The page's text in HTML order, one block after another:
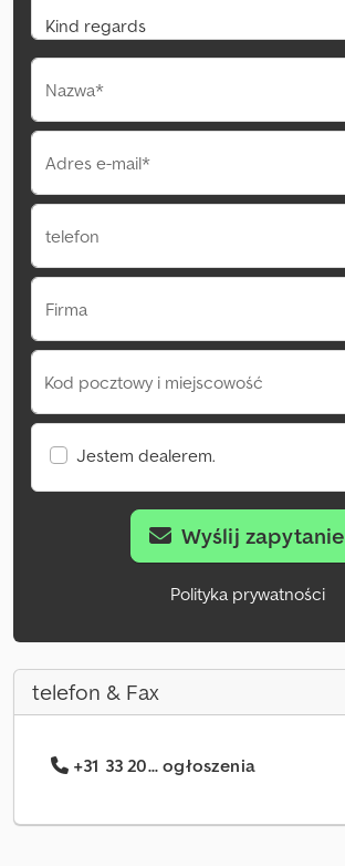
Nazwa*
Adres e-mail*
telefon
Firma
Kod pocztowy i miejscowość
Jestem dealerem.
Wyślij zapytanie
Polityka prywatności
telefon & Fax
+31 33 20... ogłoszenia